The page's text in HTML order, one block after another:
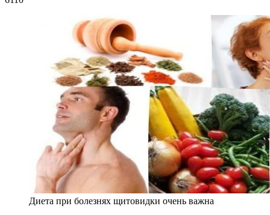
Диета при болезнях щитовидки очень важна